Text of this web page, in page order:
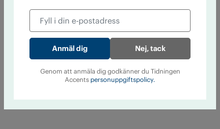
Nej, tack
Genom att anmäla dig godkänner du Tidningen
Accents personuppgiftspolicy.